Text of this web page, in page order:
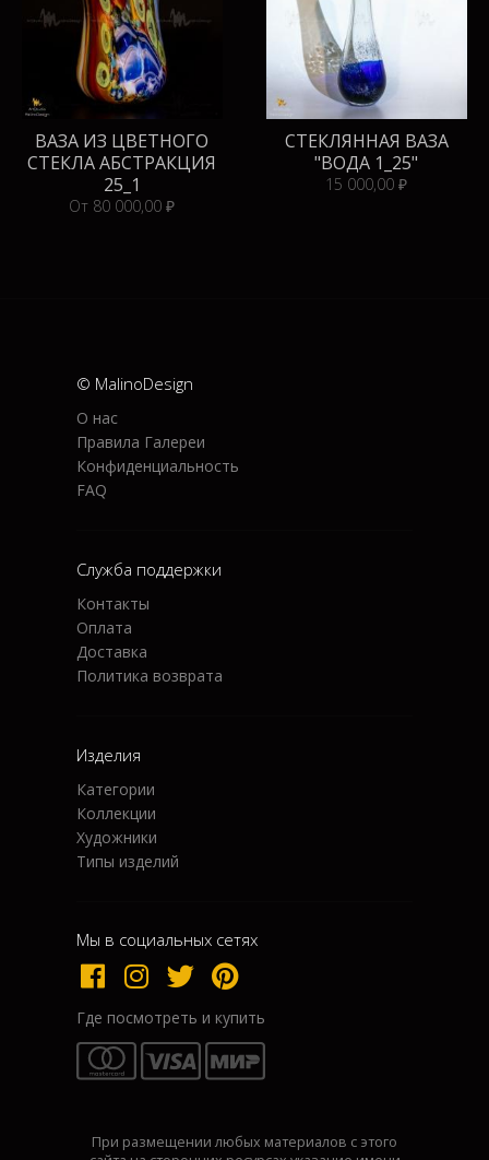
ВАЗА ИЗ ЦВЕТНОГО
СТЕКЛА АБСТРАКЦИЯ
25_1
От 80 000,00 ₽
СТЕКЛЯННАЯ ВАЗА
"ВОДА 1_25"
15 000,00 ₽
© MalinoDesign
О нас
Правила Галереи
Конфиденциальность
FAQ
Служба поддержки
Контакты
Оплата
Доставка
Политика возврата
Изделия
Категории
Коллекции
Художники
Типы изделий
Мы в социальных сетях
Где посмотреть и купить
При размещении любых материалов с этого